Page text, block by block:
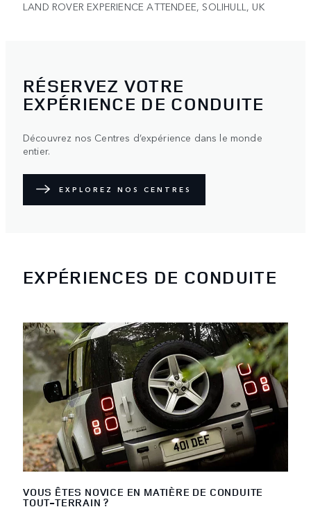
LAND ROVER EXPERIENCE ATTENDEE, SOLIHULL, UK
RÉSERVEZ VOTRE
EXPÉRIENCE DE CONDUITE
Découvrez nos Centres d’expérience dans le monde
entier.
EXPLOREZ NOS CENTRES
EXPÉRIENCES DE CONDUITE
VOUS ÊTES NOVICE EN MATIÈRE DE CONDUITE
TOUT-TERRAIN ?